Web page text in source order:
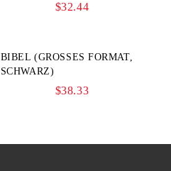
$32.44
BIBEL (GROSSES FORMAT, S
CHWARZ)
$38.33